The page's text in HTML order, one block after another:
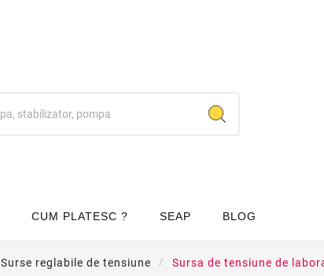
CUM PLATESC ? SEAP BLOG
Surse reglabile de tensiune Sursa de tensiune de